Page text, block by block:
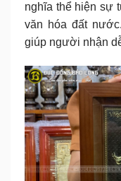
nghĩa thể hiện sự
văn hóa đất
giúp người nhận